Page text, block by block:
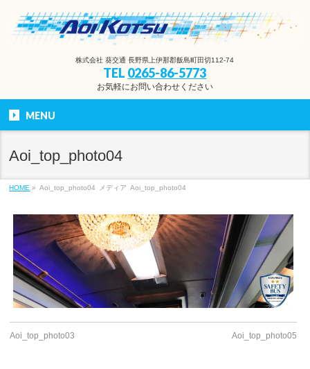
株式会社 葵交通 長野県上伊那郡飯島町田切112-74
TEL 0265-86-5773
お気軽にお問い合わせください
MENU
Aoi_top_photo04
HOME » Aoi_top_photo04 メディア Aoi_top_photo04
Aoi_top_photo03 Aoi_top_photo05